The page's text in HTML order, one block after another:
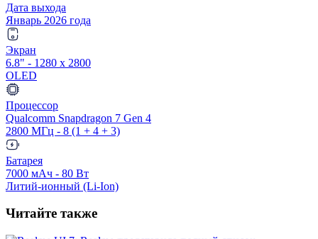
Дата выхода
Январь 2026 года
Экран
6.8" - 1280 x 2800
OLED
Процессор
Qualcomm Snapdragon 7 Gen 4
2800 МГц - 8 (1 + 4 + 3)
Батарея
7000 мАч - 80 Вт
Литий-ионный (Li-Ion)
Читайте также